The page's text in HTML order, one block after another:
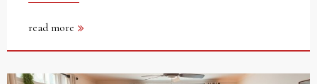
read more